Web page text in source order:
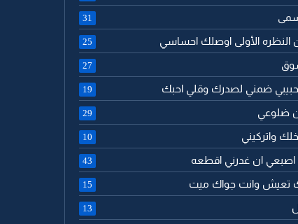
31
النظره الأولى اوصلك احساسي 25
27
ضمني لصدرك وقلي احبك 19
ضلوعي 29
واتركيني 10
اصبعي ان غدرني اقطعه 43
تعيش وانت جواك ميت 15
13